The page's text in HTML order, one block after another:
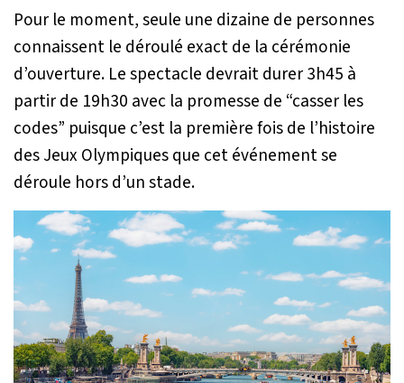
Pour le moment, seule une dizaine de personnes
connaissent le déroulé exact de la cérémonie
d’ouverture. Le spectacle devrait durer 3h45 à
partir de 19h30 avec la promesse de “casser les
codes” puisque c’est la première fois de l’histoire
des Jeux Olympiques que cet événement se
déroule hors d’un stade.